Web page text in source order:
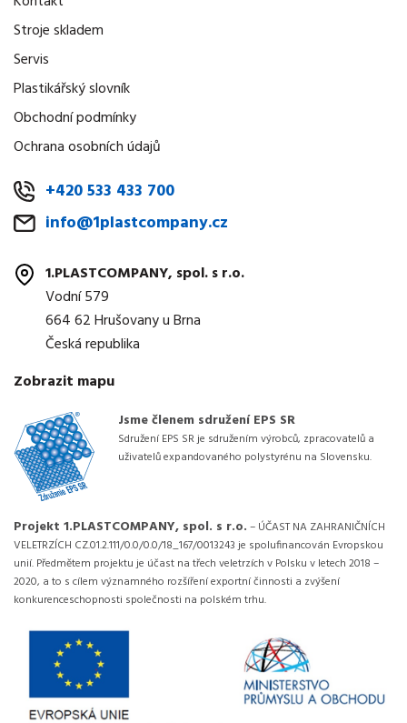
Stroje skladem
Servis
Plastikářský slovník
Obchodní podmínky
Ochrana osobních údajů
+420 533 433 700
info@1plastcompany.cz
1.PLASTCOMPANY, spol. s r.o.
Vodní 579
664 62 Hrušovany u Brna
Česká republika
Zobrazit mapu
Jsme členem sdružení EPS SR
Sdružení EPS SR je sdružením výrobců, zpracovatelů a
uživatelů expandovaného polystyrénu na Slovensku.
Projekt 1.PLASTCOMPANY, spol. s r.o. – ÚČAST NA ZAHRANIČNÍCH
VELETRZÍCH CZ.01.2.111/0.0/0.0/18_167/0013243 je spolufinancován Evropskou
unií. Předmětem projektu je účast na třech veletrzích v Polsku v letech 2018 –
2020, a to s cílem významného rozšíření exportní činnosti a zvýšení
konkurenceschopnosti společnosti na polském trhu.